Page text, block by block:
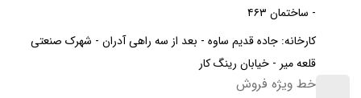
- ساختمان ۴۶۳
کارخانه: جاده قدیم ساوه - بعد از سه راهی آدران - شهرک صنعتی
قلعه میر - خیابان رینگ کار
خط ویژه فروش